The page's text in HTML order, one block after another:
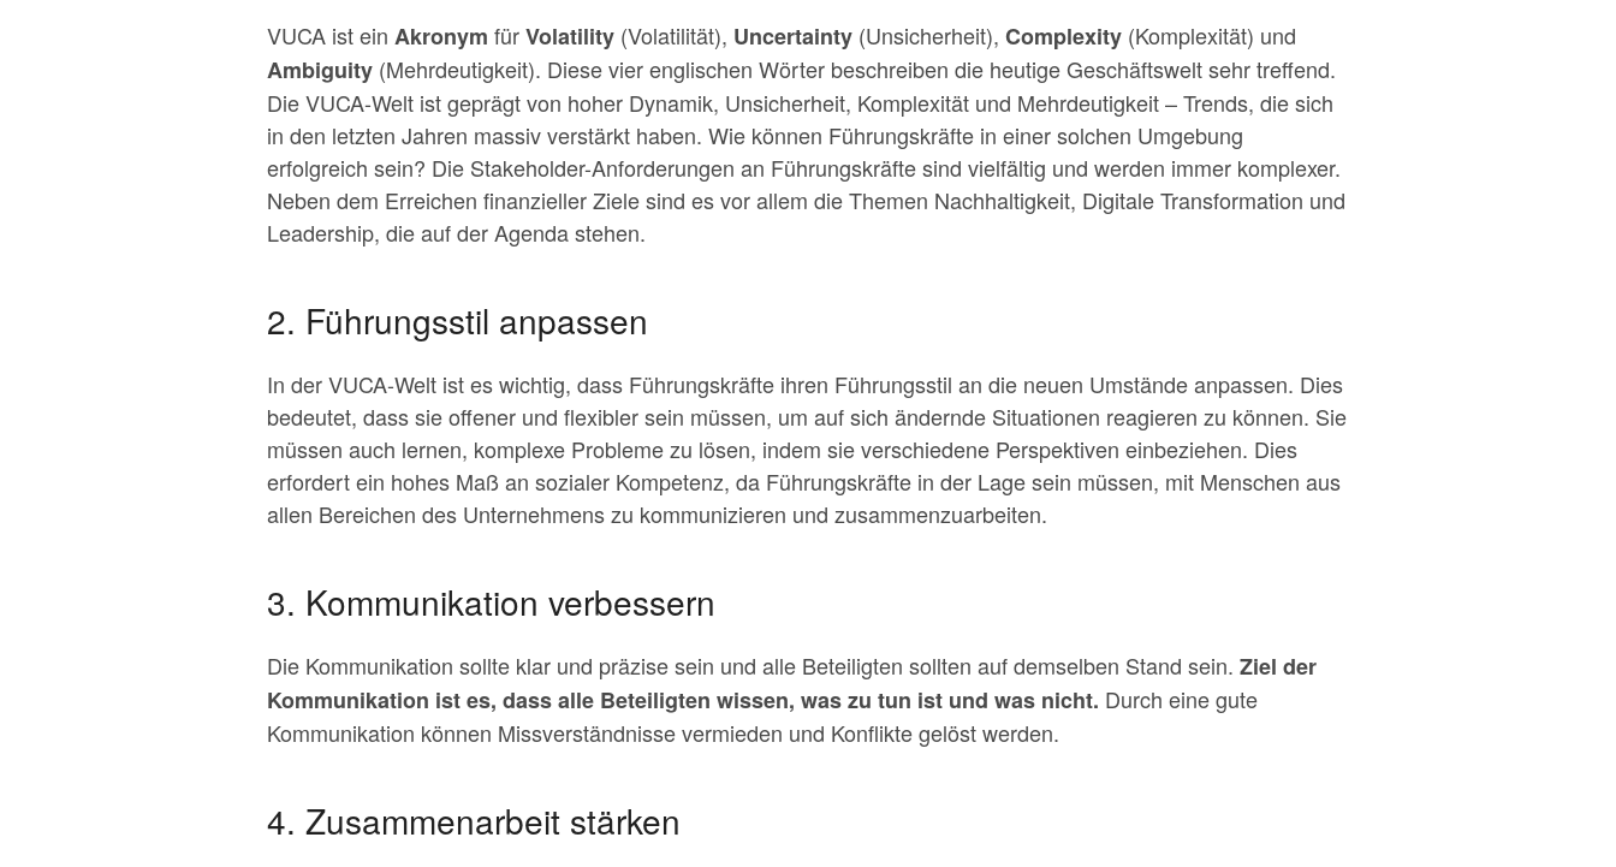
VUCA ist ein Akronym fürVolatility (Volatilität), Uncertainty (Unsicherheit), Complexity (Komplexität) und
Ambiguity (Mehrdeutigkeit). Diese vier englischen Wörter beschreiben die heutige Geschäftswelt sehr treffend.
Die VUCA-Welt ist geprägt von hoher Dynamik, Unsicherheit, Komplexität und Mehrdeutigkeit – Trends, die sich
in den letzten Jahren massiv verstärkt haben. Wie können Führungskräfte in einer solchen Umgebung
erfolgreich sein? Die Stakeholder-Anforderungen an Führungskräfte sind vielfältig und werden immer komplexer.
Neben dem Erreichen finanzieller Ziele sind es vor allem die Themen Nachhaltigkeit, Digitale Transformation und
Leadership, die auf der Agenda stehen.
2. Führungsstil anpassen
In der VUCA-Welt ist es wichtig, dass Führungskräfte ihren Führungsstil an die neuen Umstände anpassen. Dies
bedeutet, dass sie offener und flexibler sein müssen, um auf sich ändernde Situationen reagieren zu können. Sie
müssen auch lernen, komplexe Probleme zu lösen, indem sie verschiedene Perspektiven einbeziehen. Dies
erfordert ein hohes Maß an sozialer Kompetenz, da Führungskräfte in der Lage sein müssen, mit Menschen aus
allen Bereichen des Unternehmens zu kommunizieren und zusammenzuarbeiten.
3. Kommunikation verbessern
Die Kommunikation sollte klar und präzise sein und alle Beteiligten sollten auf demselben Stand sein. Ziel der
Kommunikation ist es, dass alle Beteiligten wissen, was zu tun ist und was nicht. Durch eine gute
Kommunikation können Missverständnisse vermieden und Konflikte gelöst werden.
4. Zusammenarbeit stärken